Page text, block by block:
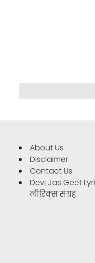
About Us
Disclaimer
Contact Us
Devi Jas Geet
लीरिक्स संग्रह